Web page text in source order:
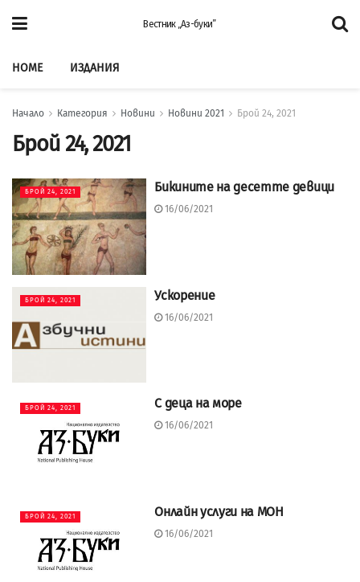
Вестник „Аз-буки”
HOME ИЗДАНИЯ
Начало Категория Новини Новини 2021 Брой 24, 2021
Брой 24, 2021
БРОЙ 24, 2021 Бикините на десетте девици
16/06/2021
БРОЙ 24, 2021 Ускорение
16/06/2021
БРОЙ 24, 2021 С деца на море
16/06/2021
БРОЙ 24, 2021 Онлайн услуги на МОН
16/06/2021